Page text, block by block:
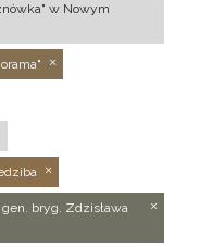
w Nowym
bryg. Zdzisława